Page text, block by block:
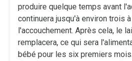
produire quelque temps avant
continuera jusqu'à environ trois
l'accouchement. Après cela, le
remplacera, ce qui sera
bébé pour les six premiers